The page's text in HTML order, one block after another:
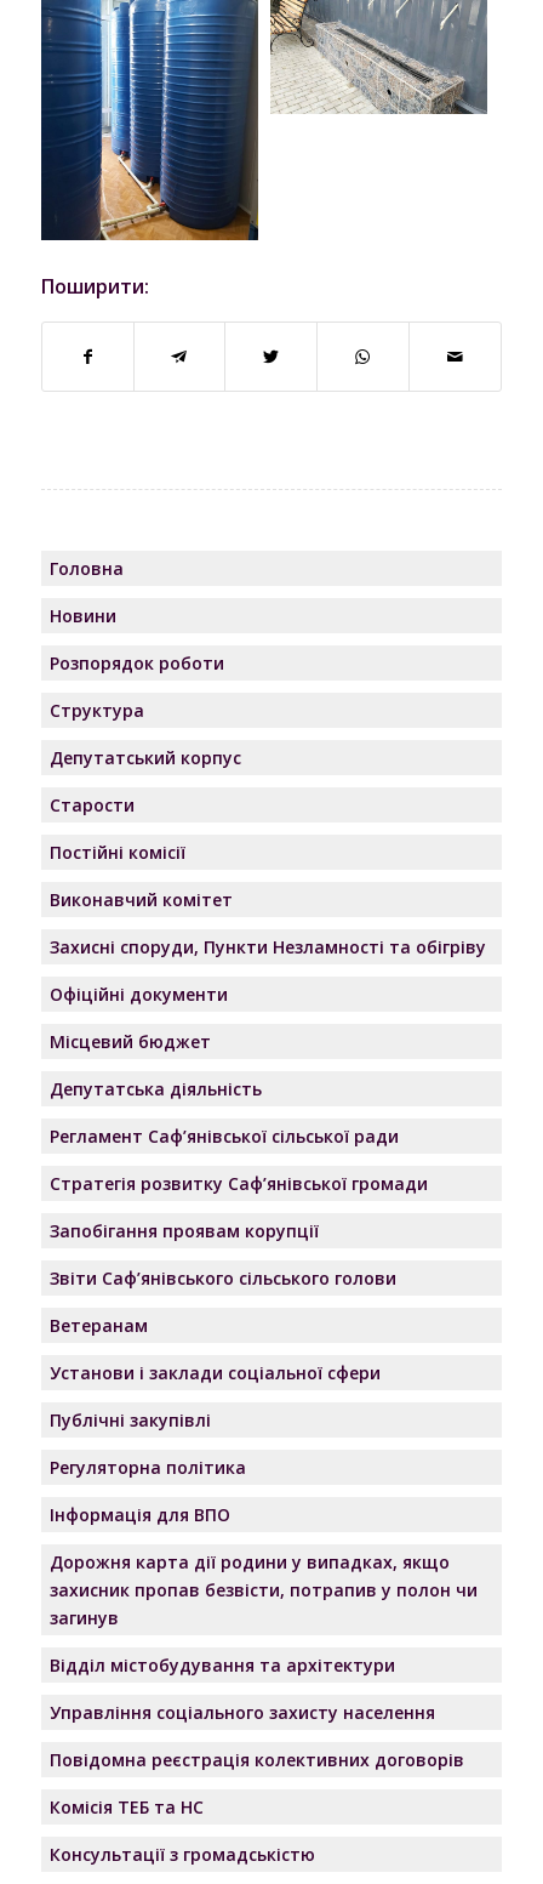
Поширити:
Головна
Новини
Розпорядок роботи
Структура
Депутатський корпус
Старости
Постійні комісії
Виконавчий комітет
Захисні споруди, Пункти Незламності та обігріву
Офіційні документи
Місцевий бюджет
Депутатська діяльність
Регламент Саф’янівської сільської ради
Стратегія розвитку Саф’янівської громади
Запобігання проявам корупції
Звіти Саф’янівського сільського голови
Ветеранам
Установи і заклади соціальної сфери
Публічні закупівлі
Регуляторна політика
Інформація для ВПО
Дорожня карта дії родини у випадках, якщо
захисник пропав безвісти, потрапив у полон чи
загинув
Відділ містобудування та архітектури
Управління соціального захисту населення
Повідомна реєстрація колективних договорів
Комісія ТЕБ та НС
Консультації з громадськістю